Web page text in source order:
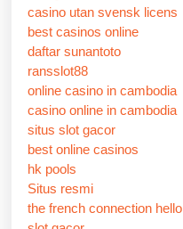
casino utan svensk licens
best casinos online
daftar sunantoto
ransslot88
online casino in cambodia
casino online in cambodia
situs slot gacor
best online casinos
hk pools
Situs resmi
the french connection hello